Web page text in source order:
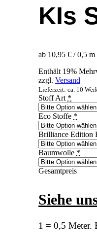
KIs
ab 10,95 € / 0,5 m
Enthält 19%
zzgl. Versand
Lieferzeit: ca. 10
Stoff Art *
Eco Stoffe *
Brilliance Edition
Baumwolle *
Gesamtpreis
Siehe
1 = 0,5 Meter.